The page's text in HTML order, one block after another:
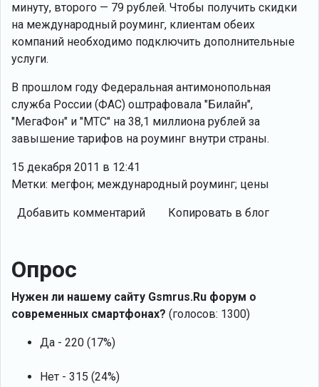
минуту, второго — 79 рублей. Чтобы получить скидки
на международный роуминг, клиентам обеих
компаний необходимо подключить дополнительные
услуги.
В прошлом году Федеральная антимонопольная
служба России (ФАС) оштрафовала "Билайн",
"МегаФон" и "МТС" на 38,1 миллиона рублей за
завышение тарифов на роуминг внутри страны.
15 декабря 2011 в 12:41
Метки: мегфон; международный роуминг; цены
Добавить комментарий Копировать в блог
Опрос
Нужен ли нашему сайту Gsmrus.Ru форум о
современных смартфонах? (голосов: 1300)
Да - 220 (17%)
Нет - 315 (24%)